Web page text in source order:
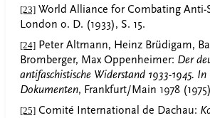
[23] World Alliance for Combating Anti-
London o. D. (1933), S. 15.
[24] Peter Altmann, Heinz Brüdigam,
Bromberger, Max Oppenheimer: Der
antifaschistische Widerstand 1933-1945.
Dokumenten, Frankfurt/Main 1978
[25] Comité International de Dachau: